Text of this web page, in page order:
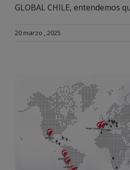
GLOBAL CHILE, entendemos
20 marzo , 2025